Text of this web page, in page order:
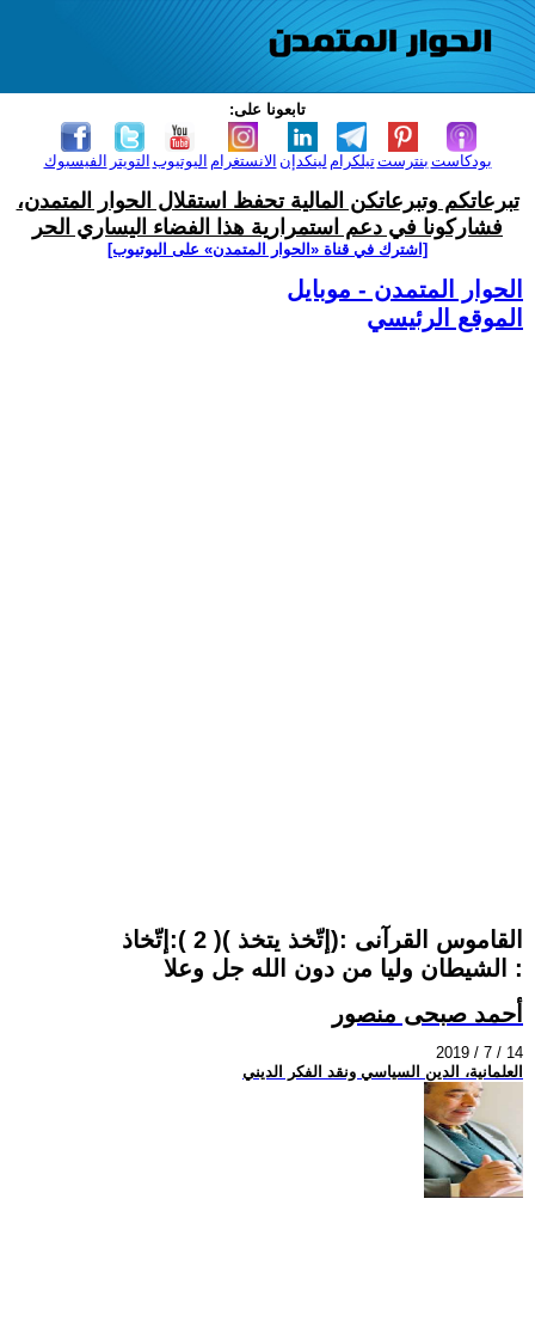
تابعونا على:
الفيسبوك التويتر اليوتيوب الانستغرام لينكدإن تيلكرامبنترست بودكاست
تبرعاتكم وتبرعاتكن المالية تحفظ استقلال الحوار المتمدن،
فشاركونا في دعم استمرارية هذا الفضاء اليساري الحر
[اشترك في قناة ‫«الحوار المتمدن» على اليوتيوب]
الحوار المتمدن - موبايل
الموقع الرئيسي
القاموس القرآنى :(إتّخذ يتخذ )( 2 ):إتّخاذ
الشيطان وليا من دون الله جل وعلا :
أحمد صبحى منصور
2019 / 7 / 14
العلمانية، الدين السياسي ونقد الفكر الديني